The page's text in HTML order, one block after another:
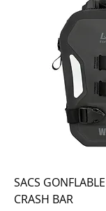
SACS
CRASH BAR